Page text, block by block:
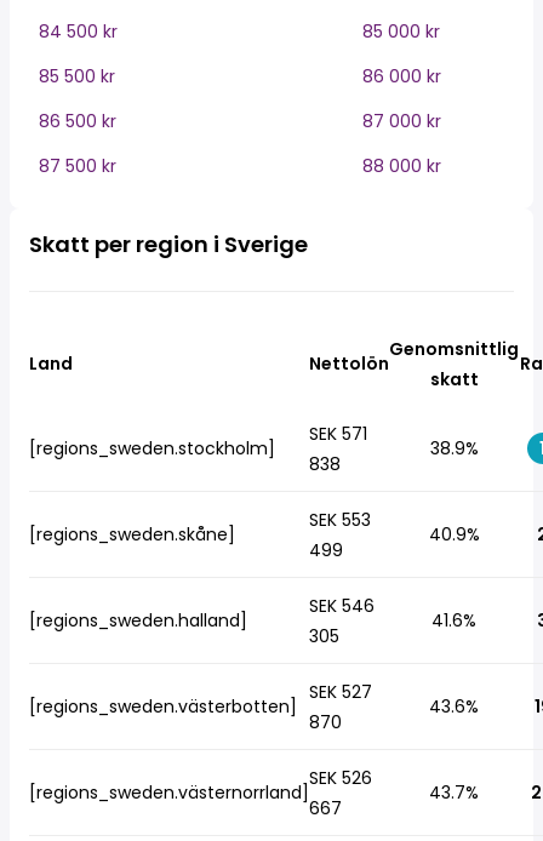
84 500 kr
85 000 kr
85 500 kr
86 000 kr
86 500 kr
87 000 kr
87 500 kr
88 000 kr
Skatt per region i Sverige
Land Nettolön
Genomsnittlig
skatt
[regions_sweden.stockholm]
SEK 571
838
38.9%
[regions_sweden.skåne]
SEK 553
499
40.9%
[regions_sweden.halland]
SEK 546
305
41.6%
[regions_sweden.västerbotten]
SEK 527
870
43.6%
[regions_sweden.västernorrland]
SEK 526
667
43.7%